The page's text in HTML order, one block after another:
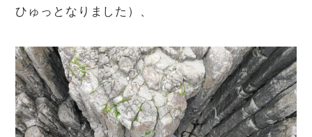
ひゅっとなりました）、